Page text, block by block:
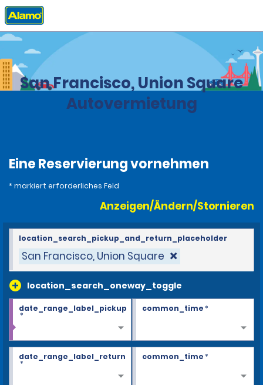
Privat Stationen California
San Francisco, Union Square
Autovermietung
Eine Reservierung vornehmen
* markiert erforderliches Feld
Anzeigen/Ändern/Stornieren
San Francisco, Union Square
location_search_oneway_toggle
location_search_pickup_and_return_placeholder
date_range_label_pickup
*
common_time*
date_range_label_return
*
common_time*